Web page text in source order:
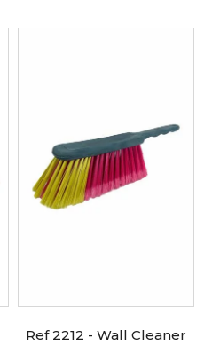
Ref 2212 - Wall Cleaner